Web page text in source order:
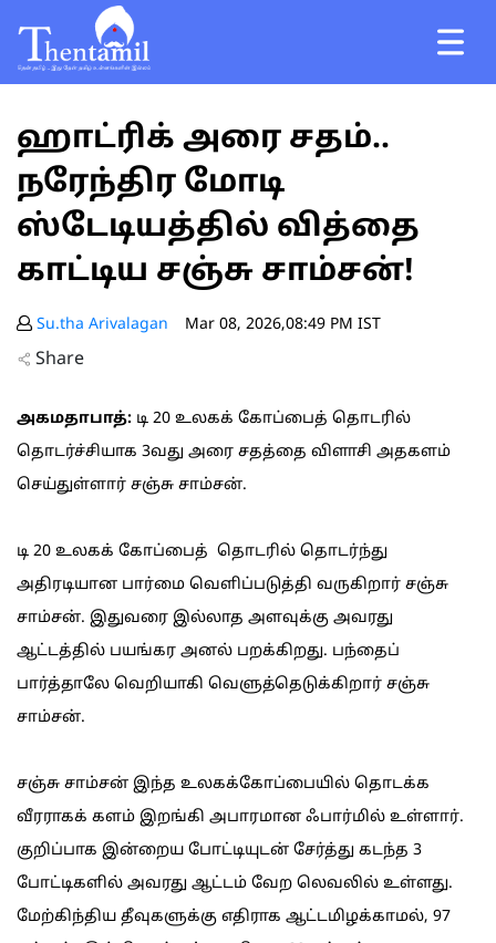
ஹாட்ரிக் அரை சதம்..
நரேந்திர மோடி
ஸ்டேடியத்தில் வித்தை
காட்டிய சஞ்சு சாம்சன்!
Su.tha Arivalagan Mar 08, 2026,08:49 PM IST
Share
அகமதாபாத்: டி 20 உலகக் கோப்பைத் தொடரில்
தொடர்ச்சியாக 3வது அரை சதத்தை விளாசி அதகளம்
செய்துள்ளார் சஞ்சு சாம்சன்.
டி 20 உலகக் கோப்பைத் தொடரில் தொடர்ந்து
அதிரடியான பார்மை வெளிப்படுத்தி வருகிறார் சஞ்சு
சாம்சன். இதுவரை இல்லாத அளவுக்கு அவரது
ஆட்டத்தில் பயங்கர அனல் பறக்கிறது. பந்தைப்
பார்த்தாலே வெறியாகி வெளுத்தெடுக்கிறார் சஞ்சு
சாம்சன்.
சஞ்சு சாம்சன் இந்த உலகக்கோப்பையில் தொடக்க
வீரராகக் களம் இறங்கி அபாரமான ஃபார்மில் உள்ளார்.
குறிப்பாக இன்றைய போட்டியுடன் சேர்த்து கடந்த 3
போட்டிகளில் அவரது ஆட்டம் வேற லெவலில் உள்ளது.
மேற்கிந்திய தீவுகளுக்கு எதிராக ஆட்டமிழக்காமல், 97